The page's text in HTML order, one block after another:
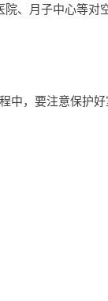
、月子中心等对
中，要注意保护